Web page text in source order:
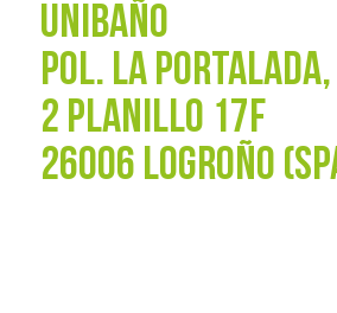
UNIBAÑO
POL. La Portalada,
2 PLANILLO 17F
26006 LOGROÑO